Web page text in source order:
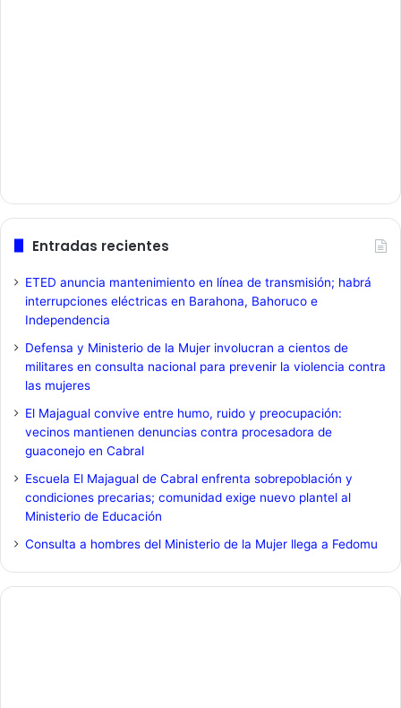
Entradas recientes
ETED anuncia mantenimiento en línea de transmisión; habrá
interrupciones eléctricas en Barahona, Bahoruco e
Independencia
Defensa y Ministerio de la Mujer involucran a cientos de
militares en consulta nacional para prevenir la violencia contra
las mujeres
El Majagual convive entre humo, ruido y preocupación:
vecinos mantienen denuncias contra procesadora de
guaconejo en Cabral
Escuela El Majagual de Cabral enfrenta sobrepoblación y
condiciones precarias; comunidad exige nuevo plantel al
Ministerio de Educación
Consulta a hombres del Ministerio de la Mujer llega a Fedomu